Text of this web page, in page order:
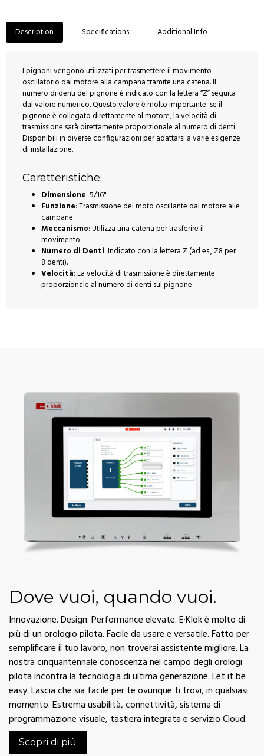
Description Specifications Additional Info
I pignoni vengono utilizzati per trasmettere il movimento
oscillatorio dal motore alla campana tramite una catena. Il
numero di denti del pignone è indicato con la lettera “Z” seguita
dal valore numerico. Questo valore è molto importante: se il
pignone è collegato direttamente al motore, la velocità di
trasmissione sarà direttamente proporzionale al numero di denti.
Disponibili in diverse configurazioni per adattarsi a varie esigenze
di installazione.
Caratteristiche:
Dimensione: 5/16"
Funzione: Trasmissione del moto oscillante dal motore alle
campane.
Meccanismo: Utilizza una catena per trasferire il
movimento.
Numero di Denti: Indicato con la lettera Z (ad es., Z8 per
8 denti).
Velocità: La velocità di trasmissione è direttamente
proporzionale al numero di denti sul pignone.
Dove vuoi, quando vuoi.
Innovazione. Design. Performance elevate. E·Klok è molto di
più di un orologio pilota. Facile da usare e versatile. Fatto per
semplificare il tuo lavoro, non troverai assistente migliore. La
nostra cinquantennale conoscenza nel campo degli orologi
pilota incontra la tecnologia di ultima generazione. Let it be
easy. Lascia che sia facile per te ovunque ti trovi, in qualsiasi
momento. Estrema usabilità, connettività, sistema di
programmazione visuale, tastiera integrata e servizio Cloud.
Scopri di più